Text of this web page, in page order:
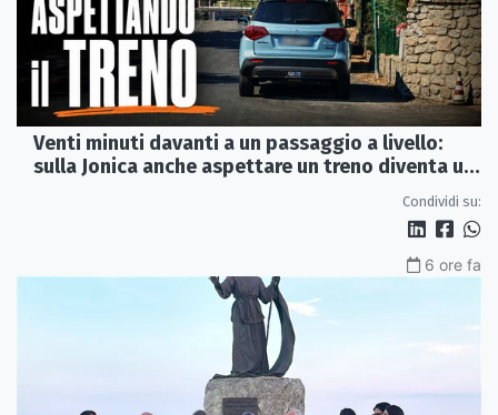
Venti minuti davanti a un passaggio a livello:
sulla Jonica anche aspettare un treno diventa un
Condividi su:
6 ore fa